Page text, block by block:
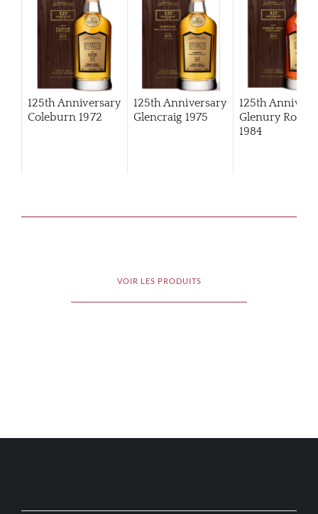
125th Anniversary
Coleburn 1972
125th Anniversary
Glencraig 1975
125th
Glenury Royal
1984
VOIR LES PRODUITS